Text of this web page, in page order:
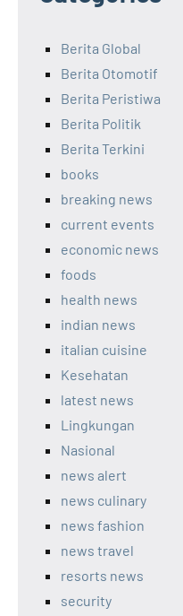
Berita Global
Berita Otomotif
Berita Peristiwa
Berita Politik
Berita Terkini
books
breaking news
current events
economic news
foods
health news
indian news
italian cuisine
Kesehatan
latest news
Lingkungan
Nasional
news alert
news culinary
news fashion
news travel
resorts news
security